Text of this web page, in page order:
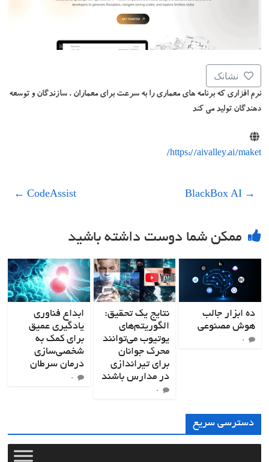
نشانک
نرم افزاری که برنامه های معماری را به سرعت برای معماران ، سازندگان و توسعه
دهندگان تولید می کند
https://aivalley.ai/maket/
→
BlackBox AI
CodeAssist
←
ممکن شما دوست داشته باشید
ده ابزار جالب
هوش مصنوعی
۰
نتایج یک تحقیق:
الگوریتم‌های
یوتیوب می‌توانند
محرک جوانان
برای تیراندازی
در مدارس باشند
۰
ابداع فناوری
یادگیری عمیق
برای کمک به
شخصی‌سازی
درمان سرطان
۰
دسترسی سریع